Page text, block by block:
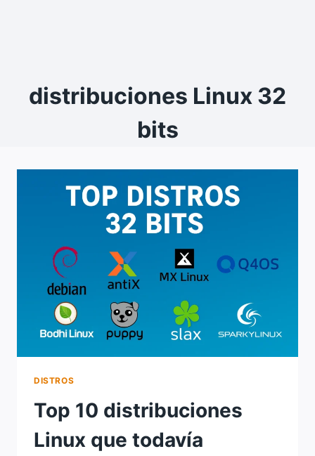
distribuciones Linux 32
bits
DISTROS
Top 10 distribuciones
Linux que todavía